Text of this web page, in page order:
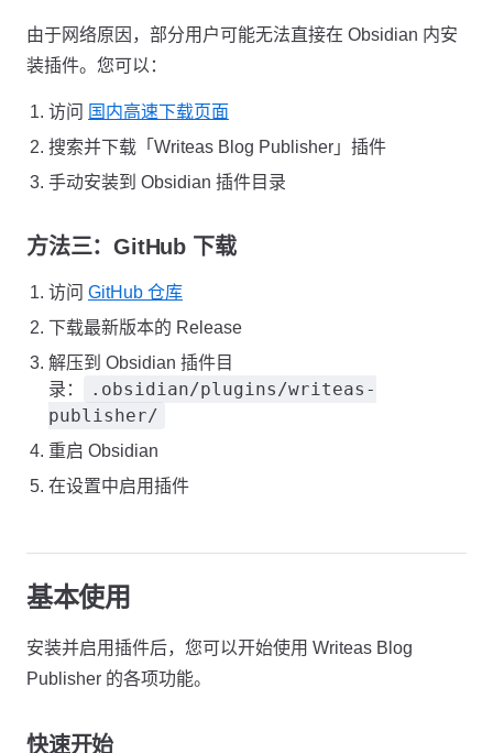
由于网络原因，部分用户可能无法直接在 Obsidian 内安
装插件。您可以：
访问 国内高速下载页面
搜索并下载「Writeas Blog Publisher」插件
手动安装到 Obsidian 插件目录
方法三：GitHub 下载
访问 GitHub 仓库
下载最新版本的 Release
解压到 Obsidian 插件目
录：
.obsidian/plugins/writeas-
publisher/
重启 Obsidian
在设置中启用插件
基本使用
安装并启用插件后，您可以开始使用 Writeas Blog
Publisher 的各项功能。
快速开始